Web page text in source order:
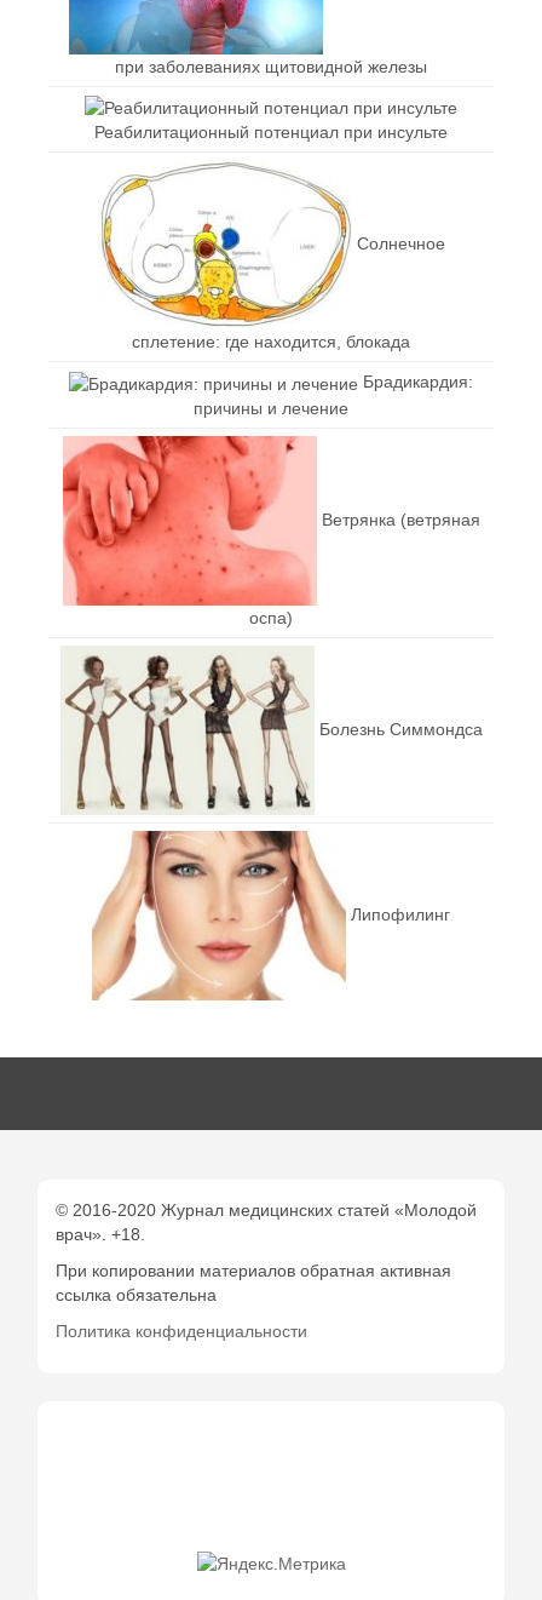
при заболеваниях щитовидной железы
Реабилитационный потенциал при инсульте
Солнечное
сплетение: где находится, блокада
Брадикардия:
причины и лечение
Ветрянка (ветряная
оспа)
Болезнь Симмондса
Липофилинг
© 2016-2020 Журнал медицинских статей «Молодой
врач». +18.
При копировании материалов обратная активная
ссылка обязательна
Политика конфиденциальности